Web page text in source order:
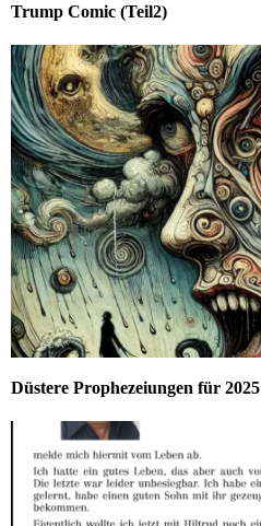
Trump Comic (Teil2)
Düstere Prophezeiungen für 2025